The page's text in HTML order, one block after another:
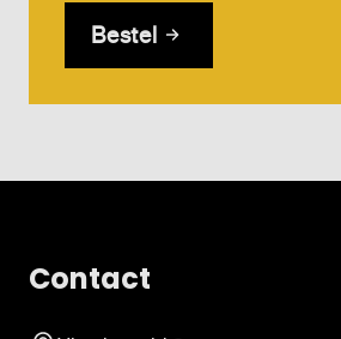
Bestel
Contact